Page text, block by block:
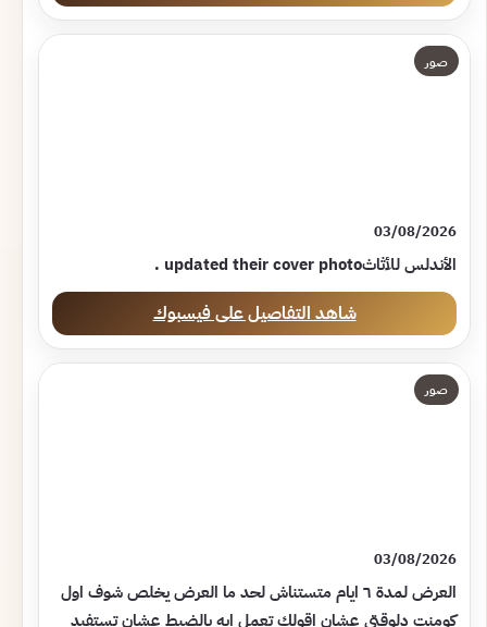
صور
03/08/2026
شاهد التفاصيل على فيسبوك
صور
03/08/2026
العرض لمدة ٦ ايام متستناش لحد ما العرض يخلص شوف اول
كومنت دلوقتي عشان اقولك تعمل ايه بالضبط عشان تستفيد